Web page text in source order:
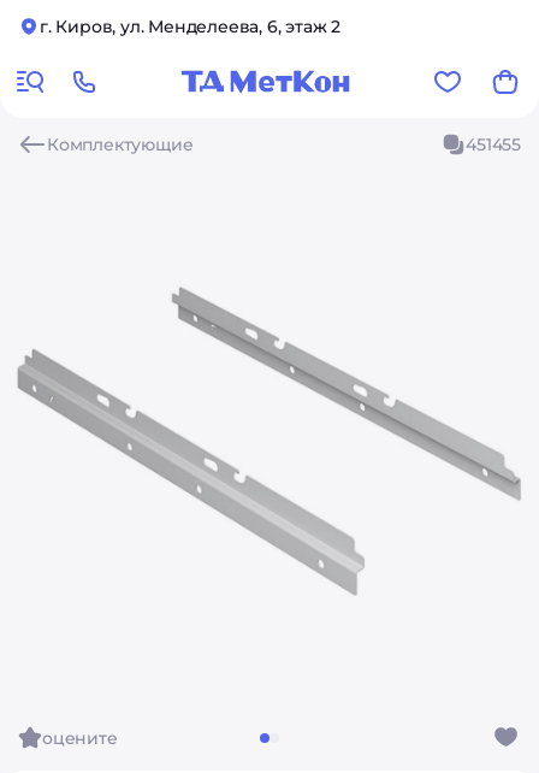
г. Киров, ул. Менделеева, 6, этаж 2
Комплектующие 451455
оцените